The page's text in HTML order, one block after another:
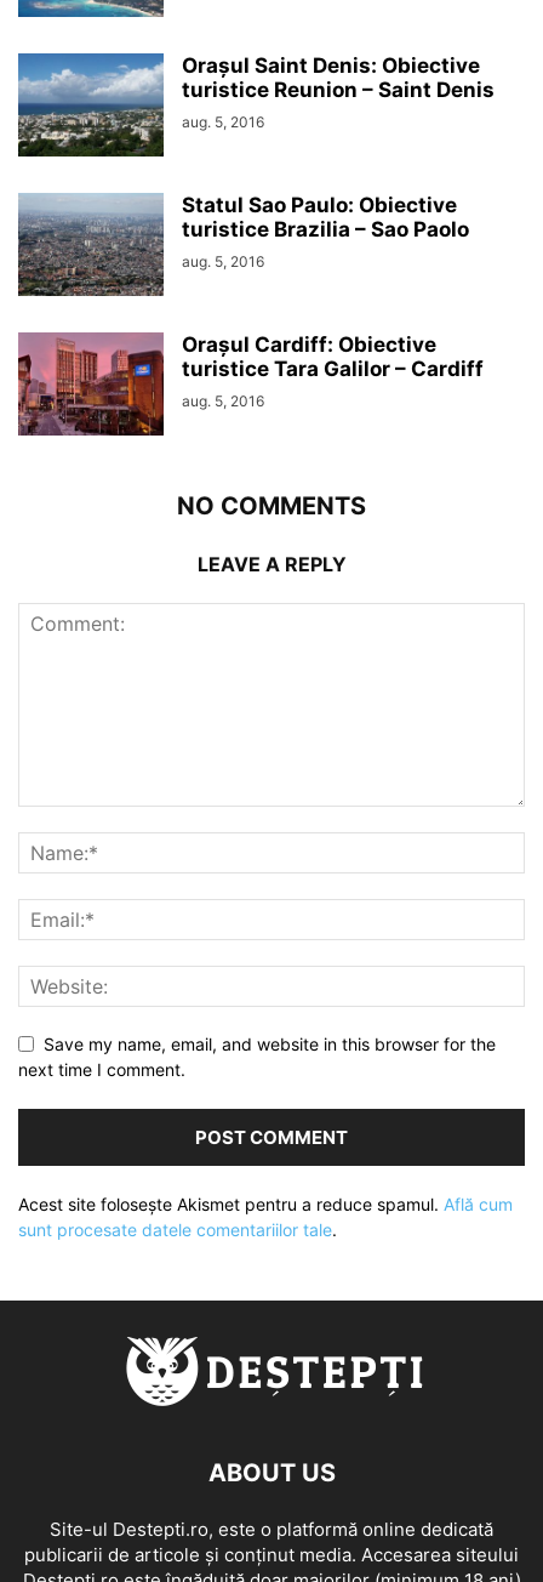
Orașul Saint Denis: Obiective
turistice Reunion – Saint Denis
aug. 5, 2016
Statul Sao Paulo: Obiective
turistice Brazilia – Sao Paolo
aug. 5, 2016
Orașul Cardiff: Obiective
turistice Tara Galilor – Cardiff
aug. 5, 2016
NO COMMENTS
LEAVE A REPLY
Save my name, email, and website in this browser for the
next time I comment.
Acest site folosește Akismet pentru a reduce spamul. Află cum
sunt procesate datele comentariilor tale.
ABOUT US
Site-ul Destepti.ro, este o platformă online dedicată
publicarii de articole și conținut media. Accesarea siteului